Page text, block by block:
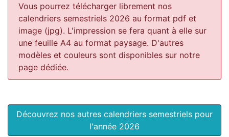
Vous pourrez télécharger librement nos
calendriers semestriels 2026 au format pdf et
image (jpg). L'impression se fera quant à elle sur
une feuille A4 au format paysage. D'autres
modèles et couleurs sont disponibles sur notre
page dédiée.
Découvrez nos autres calendriers semestriels pour
l'année 2026